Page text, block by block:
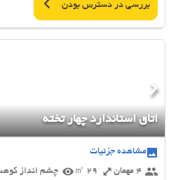
بررسی در دسترس بودن
اتاق استاندارد چهار تخته
مشاهده جزئیات
4 مهمان
29 ㎡ چشم انداز